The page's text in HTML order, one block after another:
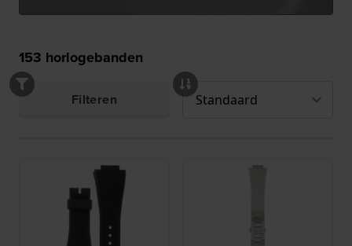
153 horlogebanden
Filteren